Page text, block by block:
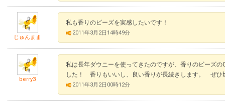
じゅんまま
私も香りのビーズを実感したいです！
2011年3月2日14時49分
berry3
私は長年ダウニーを使ってきたのですが、香りのビーズ
した！ 香りもいいし、良い香りが長続きします。 ぜひ
2011年3月2日00時12分